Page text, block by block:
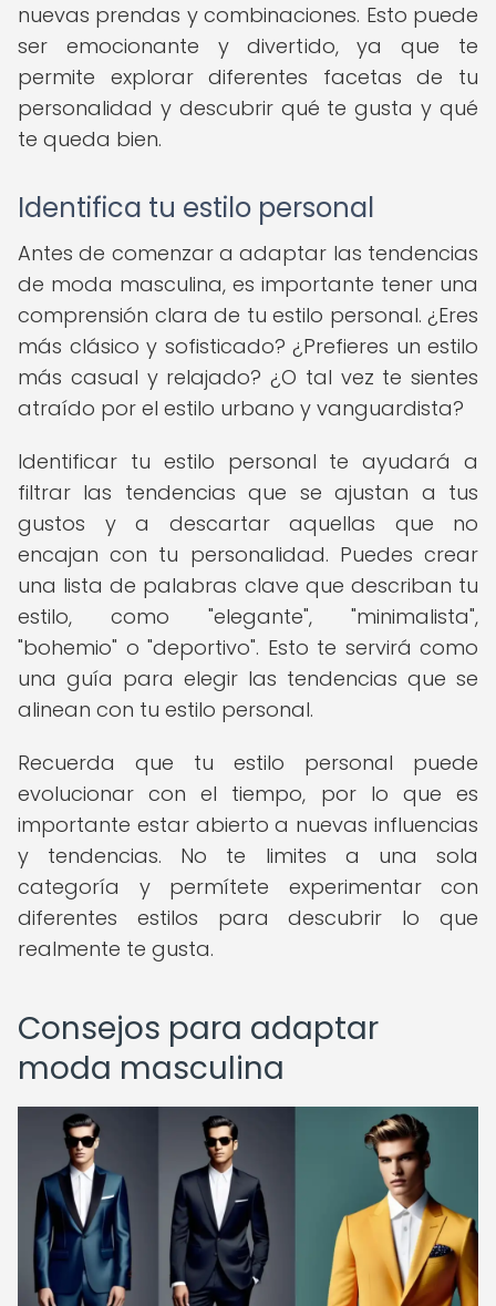
nuevas prendas y combinaciones. Esto puede
ser emocionante y divertido, ya que te
permite explorar diferentes facetas de tu
personalidad y descubrir qué te gusta y qué
te queda bien.
Identifica tu estilo personal
Antes de comenzar a adaptar las tendencias
de moda masculina, es importante tener una
comprensión clara de tu estilo personal. ¿Eres
más clásico y sofisticado? ¿Prefieres un estilo
más casual y relajado? ¿O tal vez te sientes
atraído por el estilo urbano y vanguardista?
Identificar tu estilo personal te ayudará a
filtrar las tendencias que se ajustan a tus
gustos y a descartar aquellas que no
encajan con tu personalidad. Puedes crear
una lista de palabras clave que describan tu
estilo, como "elegante", "minimalista",
"bohemio" o "deportivo". Esto te servirá como
una guía para elegir las tendencias que se
alinean con tu estilo personal.
Recuerda que tu estilo personal puede
evolucionar con el tiempo, por lo que es
importante estar abierto a nuevas influencias
y tendencias. No te limites a una sola
categoría y permítete experimentar con
diferentes estilos para descubrir lo que
realmente te gusta.
Consejos para adaptar
moda masculina